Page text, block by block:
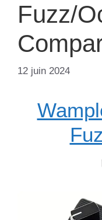
Fuzz/
12 juin 2024